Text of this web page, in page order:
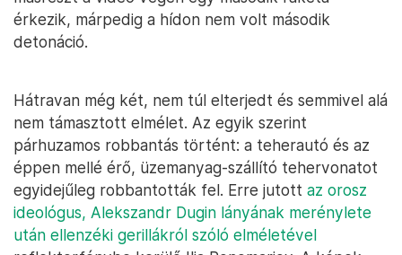
érkezik, márpedig a hídon nem volt második
detonáció.
Hátravan még két, nem túl elterjedt és semmivel alá
nem támasztott elmélet. Az egyik szerint
párhuzamos robbantás történt: a teherautó és az
éppen mellé érő, üzemanyag-szállító tehervonatot
egyidejűleg robbantották fel. Erre jutott az orosz
ideológus, Alekszandr Dugin lányának merénylete
után ellenzéki gerillákról szóló elméletével